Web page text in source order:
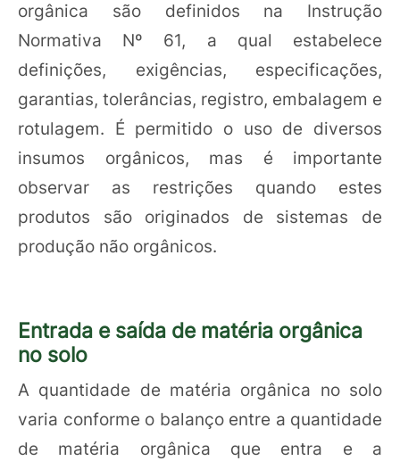
orgânica são definidos na Instrução
Normativa Nº 61, a qual estabelece
definições, exigências, especificações,
garantias, tolerâncias, registro, embalagem e
rotulagem. É permitido o uso de diversos
insumos orgânicos, mas é importante
observar as restrições quando estes
produtos são originados de sistemas de
produção não orgânicos.
Entrada e saída de matéria orgânica
no solo
A quantidade de matéria orgânica no solo
varia conforme o balanço entre a quantidade
de matéria orgânica que entra e a